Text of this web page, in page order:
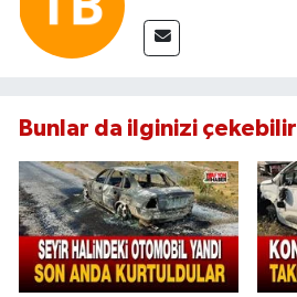
Bunlar da ilginizi çekebilir